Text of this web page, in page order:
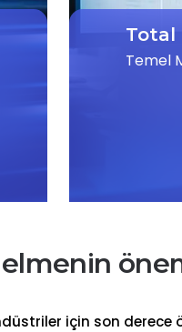
Total
Temel
için son derece